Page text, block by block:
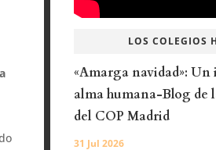
LOS COLEGIOS
«Amarga navidad»: Un
alma humana-Blog de
del COP Madrid
31 Jul 2026